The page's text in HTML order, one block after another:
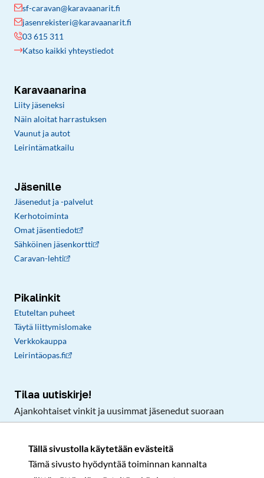
Tällä sivustolla käytetään evästeitä
Tämä sivusto hyödyntää toiminnan kannalta
sf-caravan@karavaanarit.fi
jasenrekisteri@karavaanarit.fi
03 615 311
Katso kaikki yhteystiedot
Karavaanarina
Liity jäseneksi
Näin aloitat harrastuksen
Vaunut ja autot
Leirintämatkailu
Jäsenille
Jäsenedut ja -palvelut
Kerhotoiminta
Omat jäsentiedot
Sähköinen jäsenkortti
Caravan-lehti
Pikalinkit
Etuteltan puheet
Täytä liittymislomake
Verkkokauppa
Leirintäopas.fi
Tilaa uutiskirje!
Ajankohtaiset vinkit ja uusimmat jäsenedut suoraan